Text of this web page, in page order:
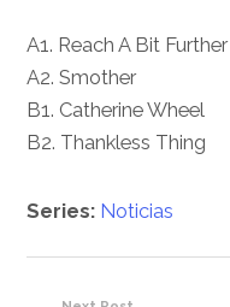
A1. Reach A Bit Further
A2. Smother
B1. Catherine Wheel
B2. Thankless Thing
Series: Noticias